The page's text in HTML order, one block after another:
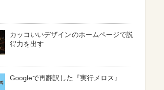
カッコいいデザインのホームページで説
得力を出す
Googleで再翻訳した『実行メロス』